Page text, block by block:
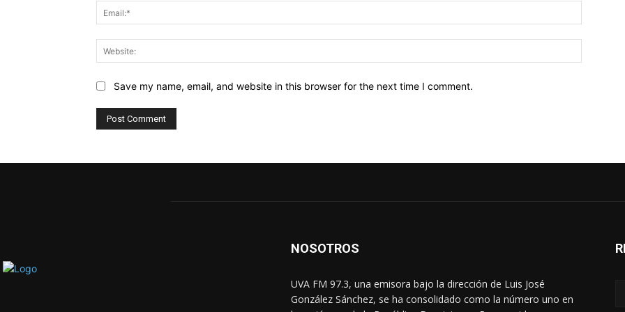
Save my name, email, and website in this browser for the next time I comment.
NOSOTROS
UVA FM 97.3, una emisora bajo la dirección de Luis José
González Sánchez, se ha consolidado como la número uno en